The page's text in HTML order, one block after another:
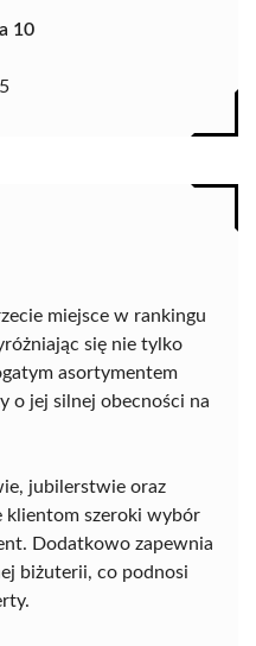
10
miejsce w rankingu
się nie tylko
asortymentem
o jej silnej obecności na
jubilerstwie oraz
klientom szeroki wybór
Dodatkowo zapewnia
biżuterii, co podnosi